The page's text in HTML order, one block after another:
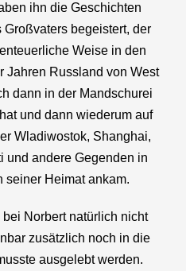
ihn die Geschichten
Großvaters begeistert, der
Weise in den
Jahren Russland von West
dann in der Mandschurei
und dann wiederum auf
Wladiwostok, Shanghai,
und andere Gegenden in
seiner Heimat ankam.
Norbert natürlich nicht
zusätzlich noch in die
ausgelebt werden.